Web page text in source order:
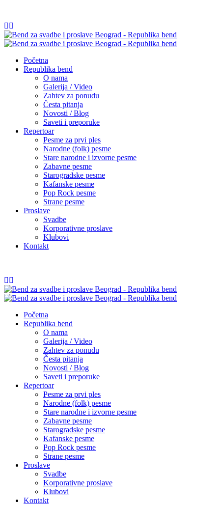
Početna
Republika bend
O nama
Galerija / Video
Zahtev za ponudu
Česta pitanja
Novosti / Blog
Saveti i preporuke
Repertoar
Pesme za prvi ples
Narodne (folk) pesme
Stare narodne i izvorne pesme
Zabavne pesme
Starogradske pesme
Kafanske pesme
Pop Rock pesme
Strane pesme
Proslave
Svadbe
Korporativne proslave
Klubovi
Kontakt
Početna
Republika bend
O nama
Galerija / Video
Zahtev za ponudu
Česta pitanja
Novosti / Blog
Saveti i preporuke
Repertoar
Pesme za prvi ples
Narodne (folk) pesme
Stare narodne i izvorne pesme
Zabavne pesme
Starogradske pesme
Kafanske pesme
Pop Rock pesme
Strane pesme
Proslave
Svadbe
Korporativne proslave
Klubovi
Kontakt